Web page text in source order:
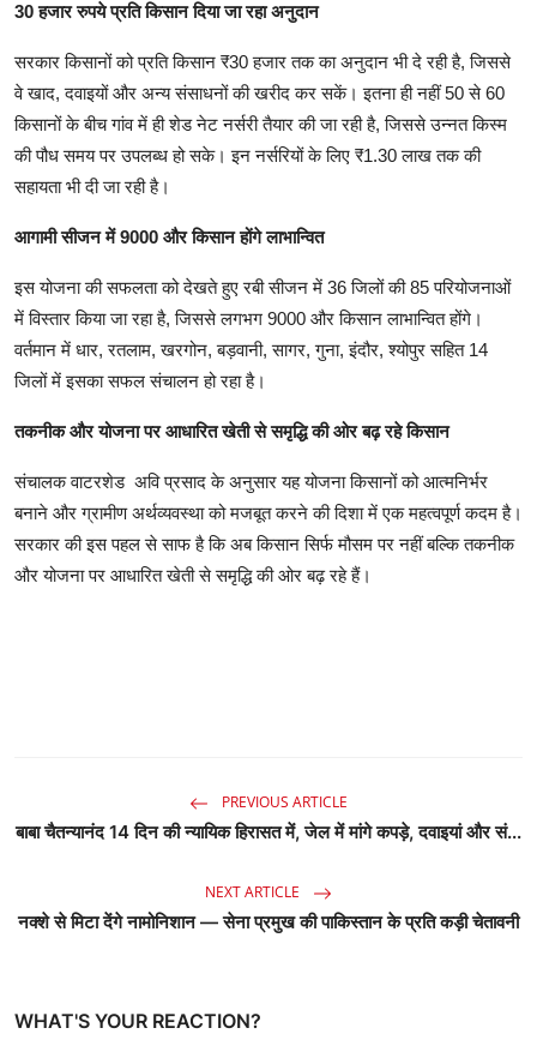
30 हजार रुपये प्रति किसान दिया जा रहा अनुदान
सरकार किसानों को प्रति किसान ₹30 हजार तक का अनुदान भी दे रही है, जिससे
वे खाद, दवाइयों और अन्य संसाधनों की खरीद कर सकें। इतना ही नहीं 50 से 60
किसानों के बीच गांव में ही शेड नेट नर्सरी तैयार की जा रही है, जिससे उन्नत किस्म
की पौध समय पर उपलब्ध हो सके। इन नर्सरियों के लिए ₹1.30 लाख तक की
सहायता भी दी जा रही है।
आगामी सीजन में 9000 और किसान होंगे लाभान्वित
इस योजना की सफलता को देखते हुए रबी सीजन में 36 जिलों की 85 परियोजनाओं
में विस्तार किया जा रहा है, जिससे लगभग 9000 और किसान लाभान्वित होंगे।
वर्तमान में धार, रतलाम, खरगोन, बड़वानी, सागर, गुना, इंदौर, श्योपुर सहित 14
जिलों में इसका सफल संचालन हो रहा है।
तकनीक और योजना पर आधारित खेती से समृद्धि की ओर बढ़ रहे किसान
संचालक वाटरशेड अवि प्रसाद के अनुसार यह योजना किसानों को आत्मनिर्भर
बनाने और ग्रामीण अर्थव्यवस्था को मजबूत करने की दिशा में एक महत्वपूर्ण कदम है।
सरकार की इस पहल से साफ है कि अब किसान सिर्फ मौसम पर नहीं बल्कि तकनीक
और योजना पर आधारित खेती से समृद्धि की ओर बढ़ रहे हैं।
PREVIOUS ARTICLE
बाबा चैतन्यानंद 14 दिन की न्यायिक हिरासत में, जेल में मांगे कपड़े, दवाइयां और सं...
NEXT ARTICLE
नक्शे से मिटा देंगे नामोनिशान — सेना प्रमुख की पाकिस्तान के प्रति कड़ी चेतावनी
WHAT'S YOUR REACTION?